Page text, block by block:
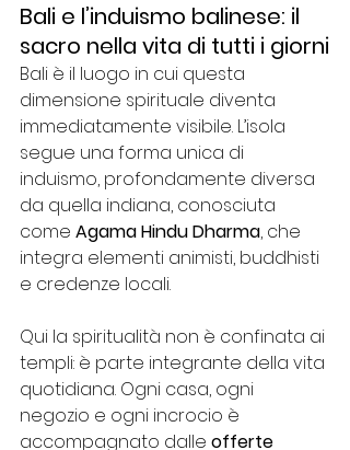
Bali e l’induismo balinese: il
sacro nella vita di tutti i giorni
Bali è il luogo in cui questa
dimensione spirituale diventa
immediatamente visibile. L’isola
segue una forma unica di
induismo, profondamente diversa
da quella indiana, conosciuta
come Agama Hindu Dharma, che
integra elementi animisti, buddhisti
e credenze locali.
Qui la spiritualità non è confinata ai
templi: è parte integrante della vita
quotidiana. Ogni casa, ogni
negozio e ogni incrocio è
accompagnato dalle offerte